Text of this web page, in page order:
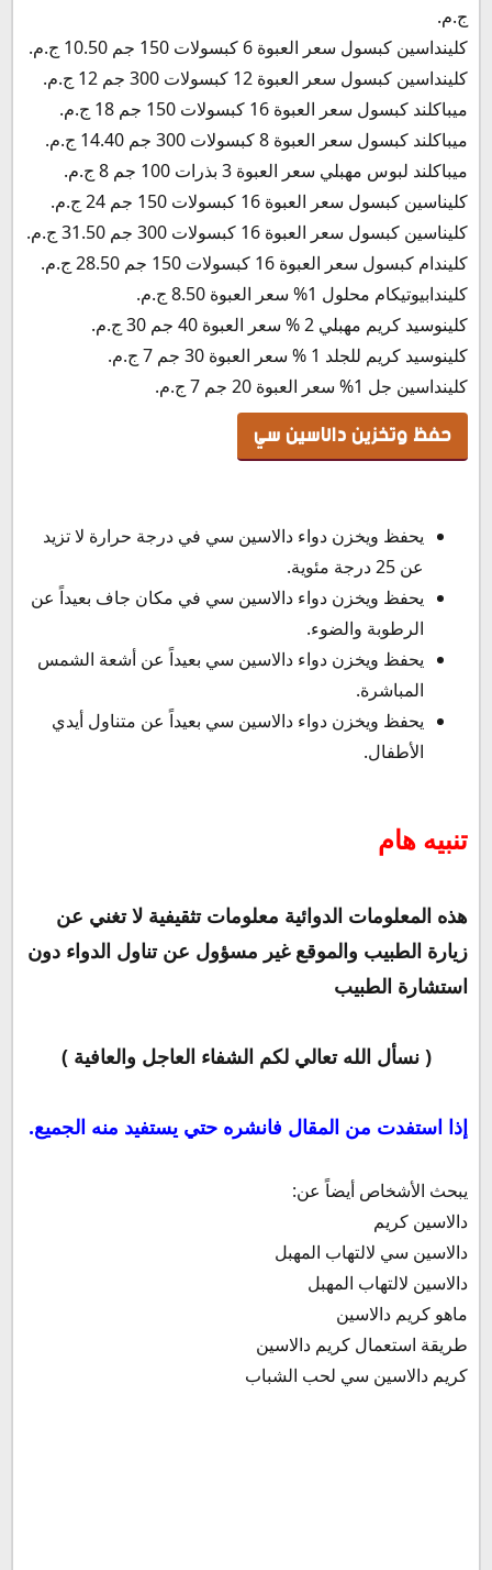
ج.م.
كلينداسين كبسول سعر العبوة 6 كبسولات 150 جم 10.50 ج.م.
كلينداسين كبسول سعر العبوة 12 كبسولات 300 جم 12 ج.م.
ميباكلند كبسول سعر العبوة 16 كبسولات 150 جم 18 ج.م.
ميباكلند كبسول سعر العبوة 8 كبسولات 300 جم 14.40 ج.م.
ميباكلند لبوس مهبلي سعر العبوة 3 بذرات 100 جم 8 ج.م.
كليناسين كبسول سعر العبوة 16 كبسولات 150 جم 24 ج.م.
كليناسين كبسول سعر العبوة 16 كبسولات 300 جم 31.50 ج.م.
كليندام كبسول سعر العبوة 16 كبسولات 150 جم 28.50 ج.م.
كليندابيوتيكام محلول 1% سعر العبوة 8.50 ج.م.
كلينوسيد كريم مهبلي 2 % سعر العبوة 40 جم 30 ج.م.
كلينوسيد كريم للجلد 1 % سعر العبوة 30 جم 7 ج.م.
كلينداسين جل 1% سعر العبوة 20 جم 7 ج.م.
حفظ وتخزين دالاسين سي
يحفظ ويخزن دواء دالاسين سي في درجة حرارة لا تزيد
عن 25 درجة مئوية.
يحفظ ويخزن دواء دالاسين سي في مكان جاف بعيداً عن
الرطوبة والضوء.
يحفظ ويخزن دواء دالاسين سي بعيداً عن أشعة الشمس
المباشرة.
يحفظ ويخزن دواء دالاسين سي بعيداً عن متناول أيدي
الأطفال.
تنبيه هام
هذه المعلومات الدوائية معلومات تثقيفية لا تغني عن
زيارة الطبيب والموقع غير مسؤول عن تناول الدواء دون
استشارة الطبيب
( نسأل الله تعالي لكم الشفاء العاجل والعافية )
إذا استفدت من المقال فانشره حتي يستفيد منه الجميع.
يبحث الأشخاص أيضاً عن:
دالاسين كريم
دالاسين سي لالتهاب المهبل
دالاسين لالتهاب المهبل
ماهو كريم دالاسين
طريقة استعمال كريم دالاسين
كريم دالاسين سي لحب الشباب